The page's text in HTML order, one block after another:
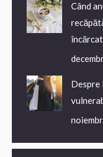
Când
Despre